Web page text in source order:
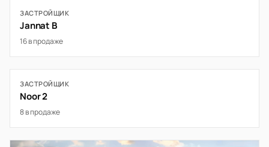
ЗАСТРОЙЩИК
Jannat B
16 в продаже
ЗАСТРОЙЩИК
Noor 2
8 в продаже